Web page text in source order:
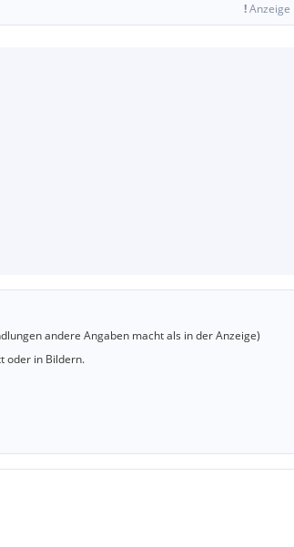
!Anzeige
andere Angaben macht als in der Anzeige)
oder in Bildern.